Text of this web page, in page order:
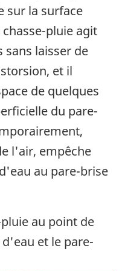
sur la surface
pluie agit
laisser de
et il
de quelques
du pare-
l'air, empêche
au pare-brise
au point de
et le pare-